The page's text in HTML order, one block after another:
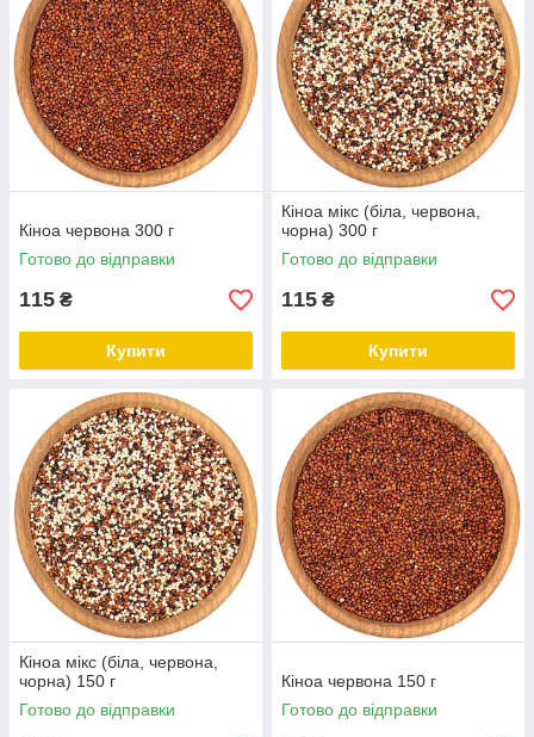
Кіноа червона 300 г
Готово до відправки
115 ₴
Купити
Кіноа мікс (біла, червона,
чорна) 300 г
Готово до відправки
115 ₴
Купити
Кіноа мікс (біла, червона,
чорна) 150 г
Готово до відправки
Кіноа червона 150 г
Готово до відправки